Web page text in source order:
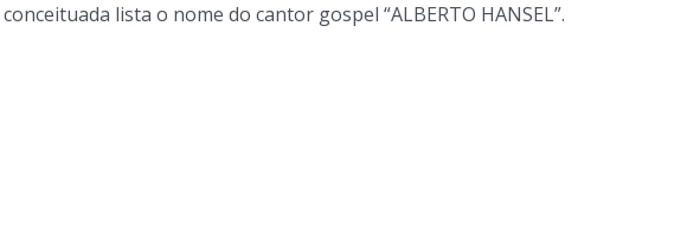
lista o nome do cantor gospel “ALBERTO HANSEL”.